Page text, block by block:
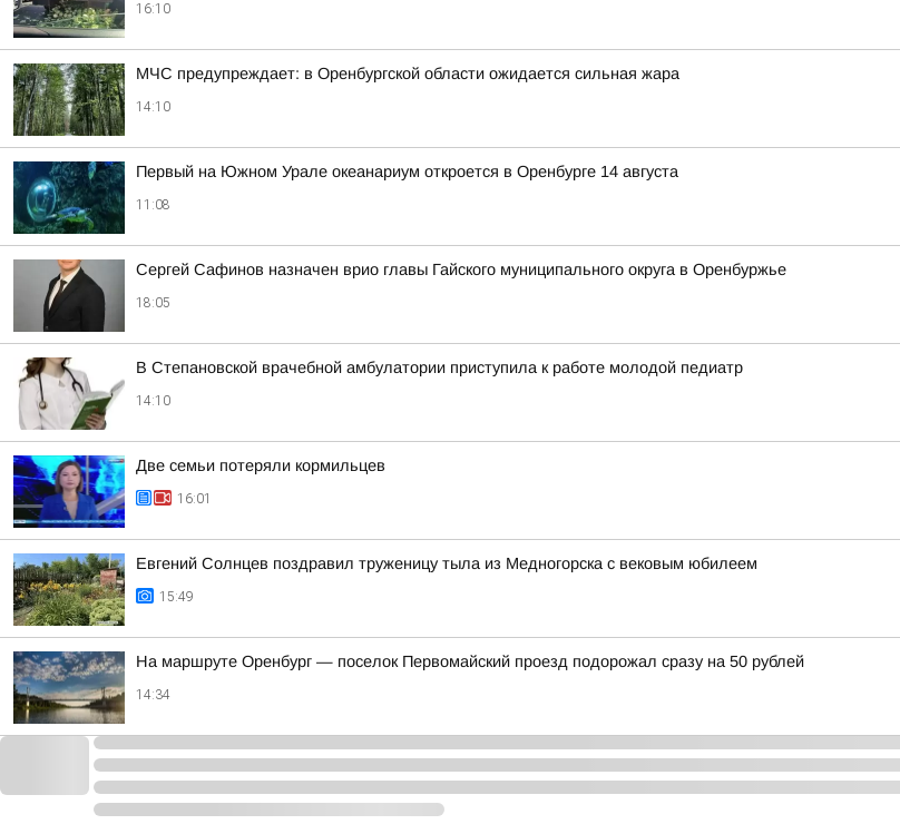
16:10
МЧС предупреждает: в Оренбургской области ожидается сильная жара
14:10
Первый на Южном Урале океанариум откроется в Оренбурге 14 августа
11:08
Сергей Сафинов назначен врио главы Гайского муниципального округа в Оренбуржье
18:05
В Степановской врачебной амбулатории приступила к работе молодой педиатр
14:10
Две семьи потеряли кормильцев
16:01
Евгений Солнцев поздравил труженицу тыла из Медногорска с вековым юбилеем
15:49
На маршруте Оренбург — поселок Первомайский проезд подорожал сразу на 50 рублей
14:34